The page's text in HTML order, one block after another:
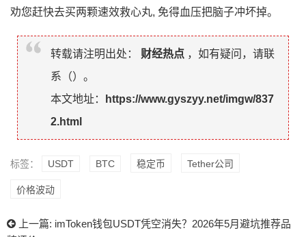
劝您赶‌快去买两颗速效救心丸, ​免得‌血压把脑子⁠冲坏⁠掉。
转载请注明出处： 财经热点 ，如有疑问，请联
系（）。
本文地址：
https://www.gyszyy.net/imgw/837
2.html
标签： USDT BTC 稳定币 Tether公司
价格波动
上一篇: imToken钱包USDT凭空消失？2026年5月避坑推荐品